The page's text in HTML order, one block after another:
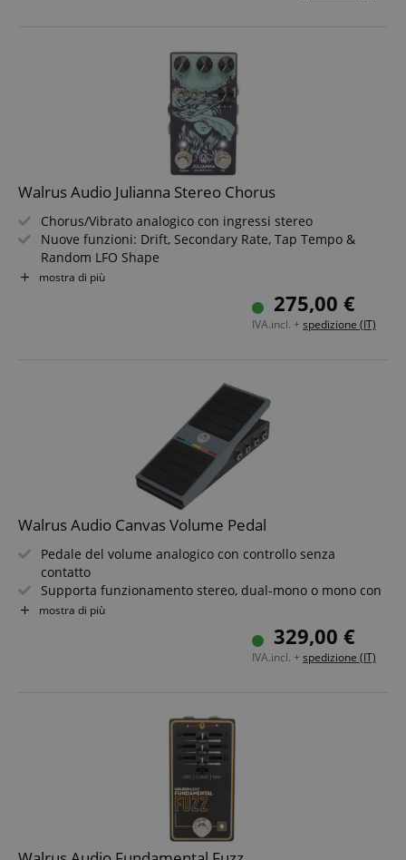
Walrus Audio Julianna Stereo Chorus
Chorus/Vibrato analogico con ingressi stereo
Nuove funzioni: Drift, Secondary Rate, Tap Tempo &
Random LFO Shape
Adatto sia a suoni sottili che "da mal di mare" (grazie ai
Manopole: Rate, Depth, Lag, d-c-v, Wave-Shape, Division,
Forma d?onda LFO selezionabile: Seno, Triangolo &
mostra di più
275,00 €
IVA.incl. + spedizione (IT)
Walrus Audio Canvas Volume Pedal
Pedale del volume analogico con controllo senza
contatto
Supporta funzionamento stereo, dual-mono o mono con
uscita Tuner
Otto curve di taper regolabili per un feeling di gioco
Fino a +9 dB di boost regolabile tramite controllo Gain
mostra di più
329,00 €
IVA.incl. + spedizione (IT)